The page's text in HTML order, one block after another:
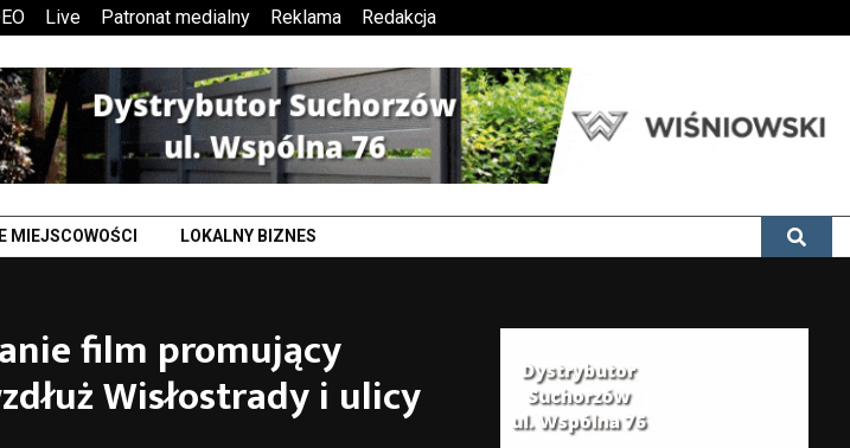
Live Patronat medialny Reklama Redakcja
MIEJSCOWOŚCI LOKALNY BIZNES
film promujący
Wisłostrady i ulicy